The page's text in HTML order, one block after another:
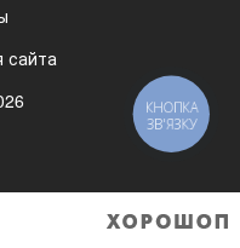
сайта
КНОПКА
ЗВ'ЯЗКУ